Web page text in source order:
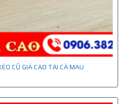
CŨ GIÁ CAO TẠI CÀ MAU